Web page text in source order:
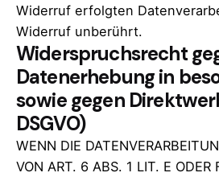
Widerruf erfolgten
Widerruf unberührt.
Widerspruchsrecht
Datenerhebung in
sowie gegen
DSGVO)
WENN DIE
VON ART. 6 ABS. 1 LIT. E ODER